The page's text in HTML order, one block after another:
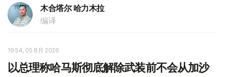
木合塔尔 哈力木拉
编译
19:54, 05 8月 2026
以总理称哈马斯彻底解除武装前不会从加沙